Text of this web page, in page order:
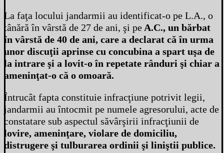
La faţa locului jandarmii au identificat-o pe L.A., o
tânără în vârstă de 27 de ani, şi pe A.C., un bărbat
în vârstă de 40 de ani, care a declarat că în urma
unor discuţii aprinse cu concubina a spart uşa de
la intrare şi a lovit-o în repetate rânduri şi chiar a
ameninţat-o că o omoară.
Întrucât fapta constituie infracţiune potrivit legii,
jandarmii au întocmit pe numele agresorului, acte de
constatare sub aspectul săvârşirii infracţiunii de
lovire, ameninţare, violare de domiciliu,
distrugere şi tulburarea ordinii şi liniştii publice.